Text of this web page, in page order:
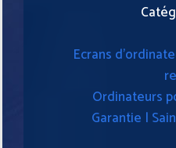
Ecrans
Ordinateurs
Garantie |